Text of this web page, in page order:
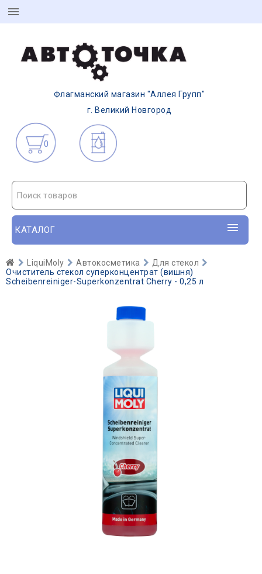
Флагманский магазин "Аллея Групп"
г. Великий Новгород
0
Поиск товаров
КАТАЛОГ
LiquiMoly Автокосметика
Для стекол
Очиститель стекол суперконцентрат (вишня)
Scheibenreiniger-Superkonzentrat Cherry - 0,25 л